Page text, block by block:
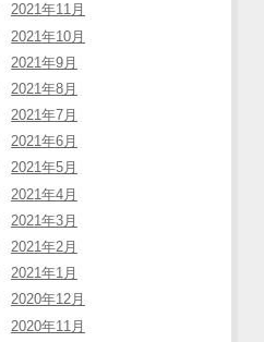
2021年11月
2021年10月
2021年9月
2021年8月
2021年7月
2021年6月
2021年5月
2021年4月
2021年3月
2021年2月
2021年1月
2020年12月
2020年11月